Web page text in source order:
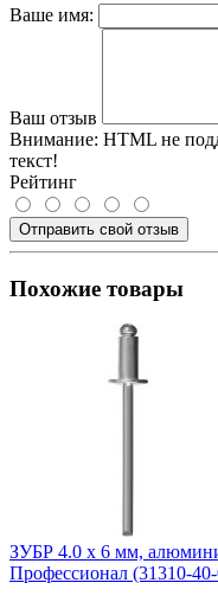
Ваше имя:
Ваш отзыв
Внимание: HTML не
текст!
Рейтинг
Отправить свой отзыв
Похожие товары
ЗУБР 4.0 х 6 мм,
Профессионал (31310-